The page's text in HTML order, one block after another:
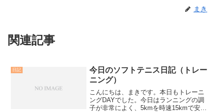
まき
関連記事
日記
今日のソフトテニス日記（トレー
ニング）
こんにちは、まきです。本日もトレーニ
ングDAYでした。今日はランニングの調
子が非常によく、5kmを時速15kmで安定